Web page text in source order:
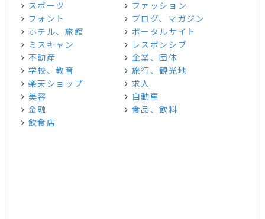
スポーツ
ファッション
フォント
ブログ、マガジン
ホテル、旅館
ポータルサイト
ミスキャン
レスポンシブ
不動産
企業、団体
学校、教育
旅行、観光地
楽天ショップ
求人
美容
自動車
金融
食品、飲料
飲食店